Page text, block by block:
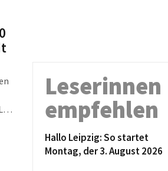
Leserinnen
empfehlen
Hallo Leipzig: So startet
Montag, der 3. August 2026